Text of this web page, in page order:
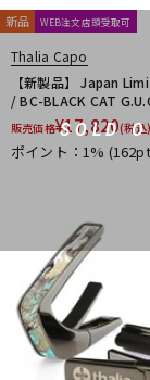
m.guitar craft
Universal
Dr.Case
Max Eschig
International Music
Rubank
日本ア
ドレミ楽譜出版社
AURORA STRINGS
Theodore Presser
AQUBE MUSIC
SOLD
新品 WEB注文店頭受取可
Thalia Capo
【新製品】 Japan
/ BC-BLACK CAT
販売価格¥17,820(税込
ポイント：1%